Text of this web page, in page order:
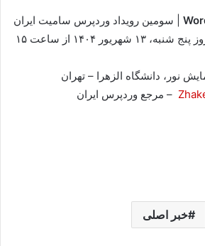
تاریخ و زمان برگزاری: روز پنج شنبه، ۱۳ شهریور ۱۴۰۴ از ساعت ۱۵
نور، دانشگاه الزهرا – تهران
– مرجع وردپرس ایران
خبر اصلی